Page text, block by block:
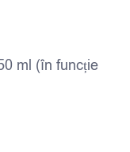
ml (în funcție